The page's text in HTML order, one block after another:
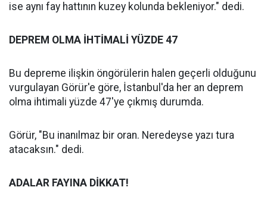
ise aynı fay hattının kuzey kolunda bekleniyor." dedi.
DEPREM OLMA İHTİMALİ YÜZDE 47
Bu depreme ilişkin öngörülerin halen geçerli olduğunu
vurgulayan Görür'e göre, İstanbul'da her an deprem
olma ihtimali yüzde 47'ye çıkmış durumda.
Görür, "Bu inanılmaz bir oran. Neredeyse yazı tura
atacaksın." dedi.
ADALAR FAYINA DİKKAT!